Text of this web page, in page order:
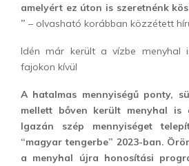
amelyért ez úton is szeretnénk
” – olvasható korábban közzétett
Idén már került a vízbe menyhal
fajokon kívül
A hatalmas mennyiségű ponty,
mellett bőven került menyhal is
Igazán szép mennyiséget
“magyar tengerbe” 2023-ban.
a menyhal újra honosítási